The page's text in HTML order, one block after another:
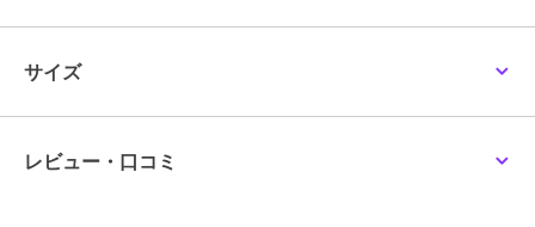
【素材】
・微撥水加工が施されているため、水や雨をはじきやすくなっていま
・春や秋に活躍のほどよい厚み
サイズ
レビュー・口コミ